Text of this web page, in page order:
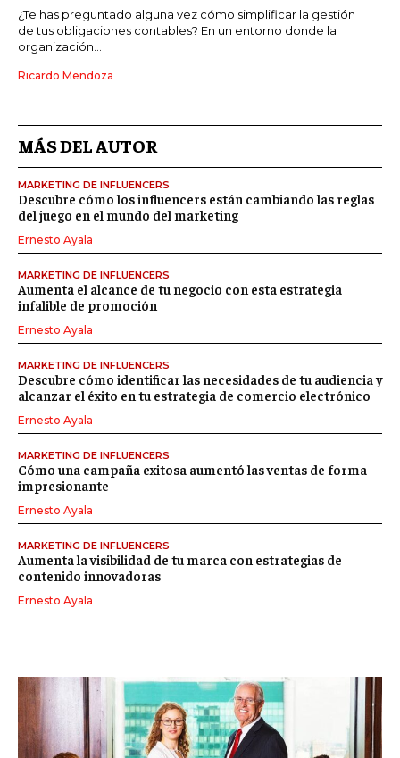
¿Te has preguntado alguna vez cómo simplificar la gestión
de tus obligaciones contables? En un entorno donde la
organización...
Ricardo Mendoza
MÁS DEL AUTOR
MARKETING DE INFLUENCERS
Descubre cómo los influencers están cambiando las reglas
del juego en el mundo del marketing
Ernesto Ayala
MARKETING DE INFLUENCERS
Aumenta el alcance de tu negocio con esta estrategia
infalible de promoción
Ernesto Ayala
MARKETING DE INFLUENCERS
Descubre cómo identificar las necesidades de tu audiencia y
alcanzar el éxito en tu estrategia de comercio electrónico
Ernesto Ayala
MARKETING DE INFLUENCERS
Cómo una campaña exitosa aumentó las ventas de forma
impresionante
Ernesto Ayala
MARKETING DE INFLUENCERS
Aumenta la visibilidad de tu marca con estrategias de
contenido innovadoras
Ernesto Ayala